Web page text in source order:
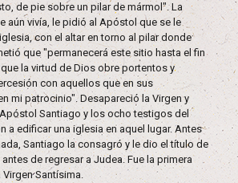
de pie sobre un pilar de mármol". La
aún vivía, le pidió al Apóstol que se le
con el altar en torno al pilar donde
que "permanecerá este sitio hasta el fin
la virtud de Dios obre portentos y
con aquellos que en sus
mi patrocinio". Desapareció la Virgen y
Santiago y los ocho testigos del
a edificar una iglesia en aquel lugar. Antes
Santiago la consagró y le dio el título de
antes de regresar a Judea. Fue la primera
Santísima.